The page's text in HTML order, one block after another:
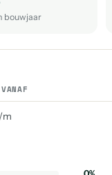
bouwjaar
m